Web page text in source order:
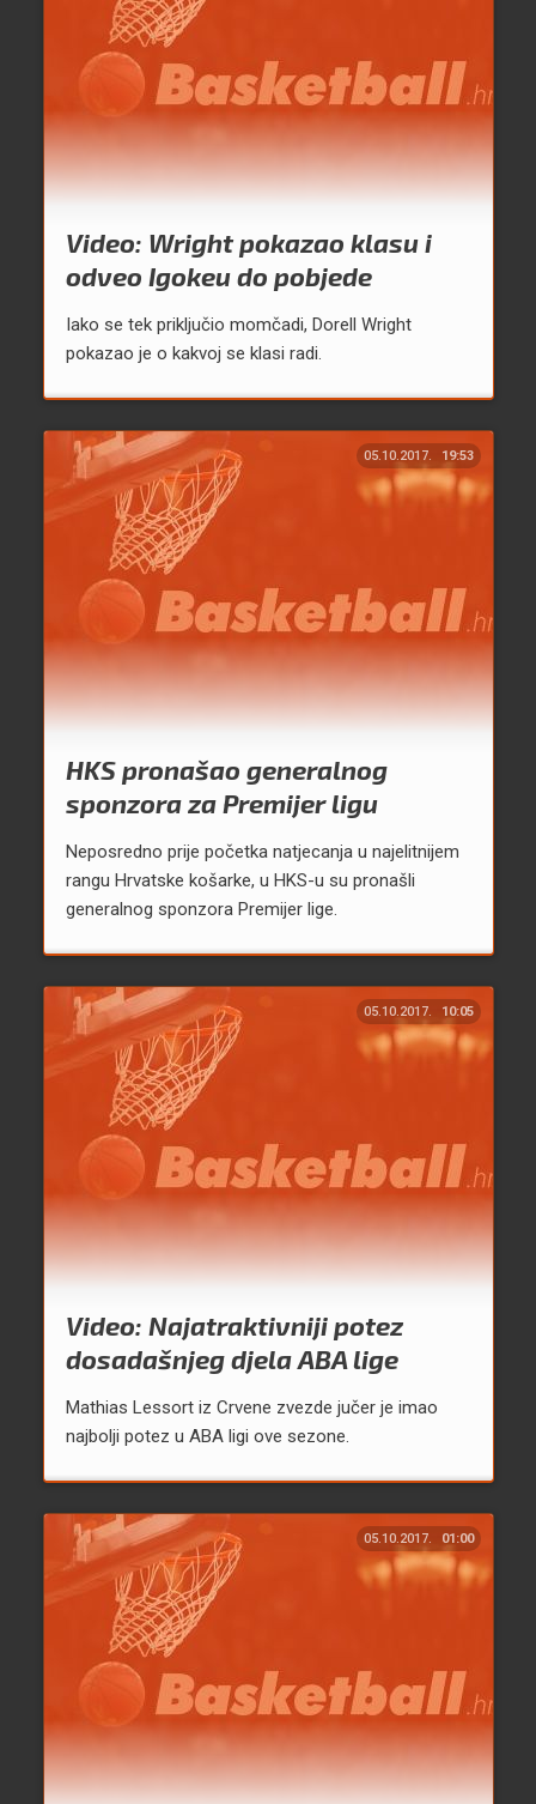
Video: Wright pokazao klasu i
odveo Igokeu do pobjede
Iako se tek priključio momčadi, Dorell Wright
pokazao je o kakvoj se klasi radi.
05.10.2017. 19:53
HKS pronašao generalnog
sponzora za Premijer ligu
Neposredno prije početka natjecanja u najelitnijem
rangu Hrvatske košarke, u HKS-u su pronašli
generalnog sponzora Premijer lige.
05.10.2017. 10:05
Video: Najatraktivniji potez
dosadašnjeg djela ABA lige
Mathias Lessort iz Crvene zvezde jučer je imao
najbolji potez u ABA ligi ove sezone.
05.10.2017. 01:00